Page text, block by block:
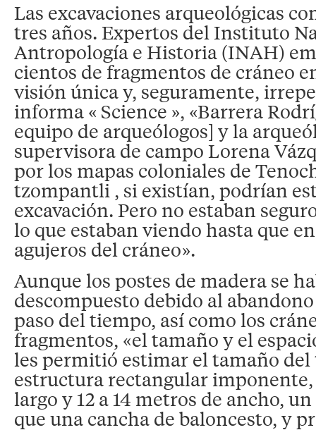
Las excavaciones arqueológicas
tres años. Expertos del Instituto
Antropología e Historia (INAH)
cientos de fragmentos de cráneo
visión única y, seguramente,
informa « Science », «Barrera
equipo de arqueólogos] y la
supervisora de campo Lorena
por los mapas coloniales de
tzompantli , si existían, podrían
excavación. Pero no estaban
lo que estaban viendo hasta que
agujeros del cráneo».
Aunque los postes de madera se
descompuesto debido al
paso del tiempo, así como los
fragmentos, «el tamaño y el
les permitió estimar el tamaño
estructura rectangular imponente,
largo y 12 a 14 metros de ancho,
que una cancha de baloncesto, y